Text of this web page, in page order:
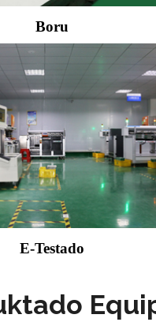
Boru
E-Testado